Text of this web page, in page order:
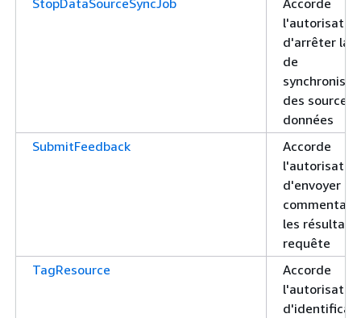
l'autorisation
d'arrêter la
de
des sources
données
SubmitFeedback
Accorde
l'autorisation
d'envoyer
les résultats
requête
TagResource
Accorde
l'autorisation